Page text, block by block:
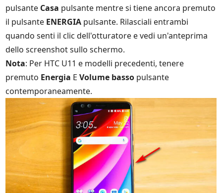
pulsante Casa pulsante mentre si tiene ancora premuto
il pulsante ENERGIA pulsante. Rilasciali entrambi
quando senti il clic dell'otturatore e vedi un'anteprima
dello screenshot sullo schermo.
Nota: Per HTC U11 e modelli precedenti, tenere
premuto Energia EVolume basso pulsante
contemporaneamente.